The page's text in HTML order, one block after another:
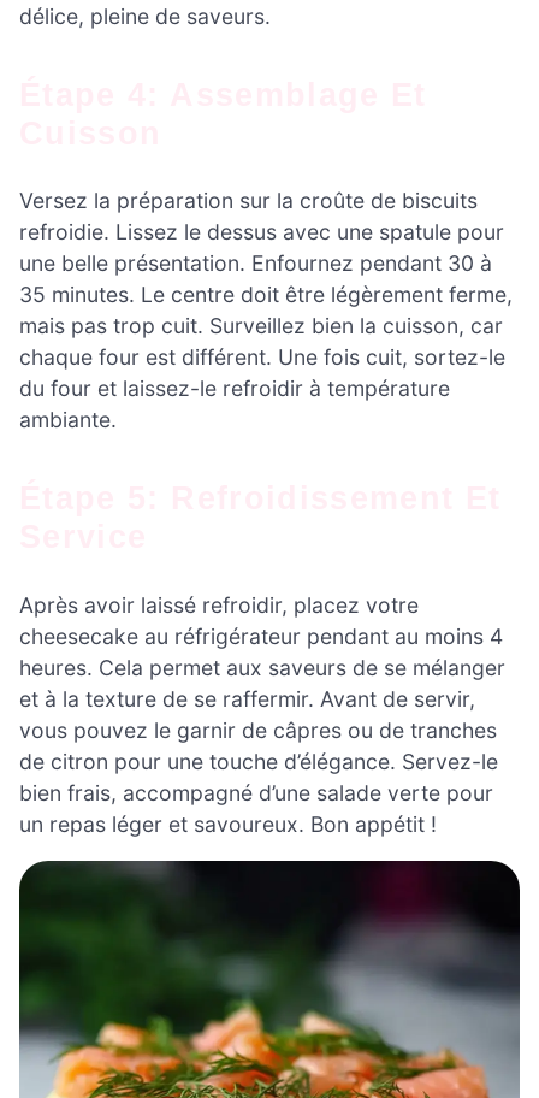
délice, pleine de saveurs.
Versez la préparation sur la croûte de biscuits
refroidie. Lissez le dessus avec une spatule pour
une belle présentation. Enfournez pendant 30 à
35 minutes. Le centre doit être légèrement ferme,
mais pas trop cuit. Surveillez bien la cuisson, car
chaque four est différent. Une fois cuit, sortez-le
du four et laissez-le refroidir à température
ambiante.
Après avoir laissé refroidir, placez votre
cheesecake au réfrigérateur pendant au moins 4
heures. Cela permet aux saveurs de se mélanger
et à la texture de se raffermir. Avant de servir,
vous pouvez le garnir de câpres ou de tranches
de citron pour une touche d’élégance. Servez-le
bien frais, accompagné d’une salade verte pour
un repas léger et savoureux. Bon appétit !